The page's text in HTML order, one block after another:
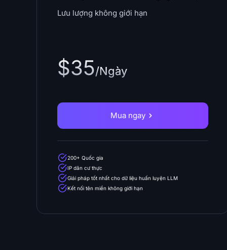
Lưu lượng không giới hạn
$35/Ngày
Mua ngay
200+ Quốc gia
IP dân cư thực
Giải pháp tốt nhất cho dữ liệu huấn luyện LLM
Kết nối tên miền không giới hạn